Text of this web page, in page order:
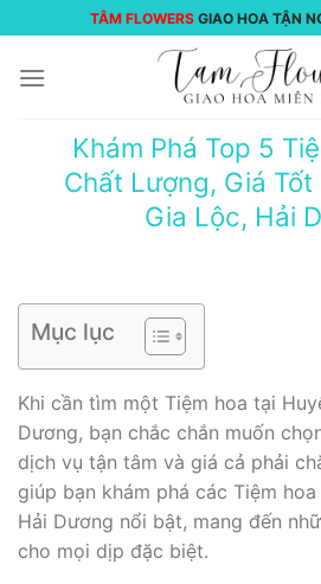
đến
nội
TÂM FLOWERS GIAO HOA TẬN
Khám Phá Top 5
Chất Lượng, Giá
Gia Lộc, Hải
Mục lục
Khi cần tìm một Tiệm hoa tại
Dương, bạn chắc chắn muốn
dịch vụ tận tâm và giá cả phải
giúp bạn khám phá các Tiệm
Hải Dương nổi bật, mang đến
cho mọi dịp đặc biệt.